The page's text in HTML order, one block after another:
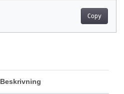
Copy
Beskrivning